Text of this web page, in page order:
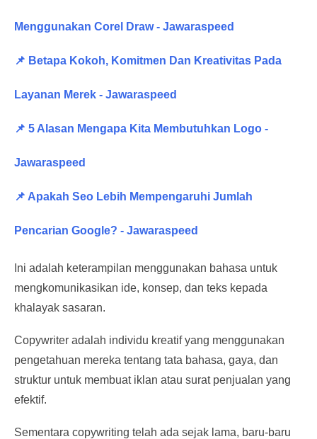
Menggunakan Corel Draw - Jawaraspeed
📌 Betapa Kokoh, Komitmen Dan Kreativitas Pada
Layanan Merek - Jawaraspeed
📌 5 Alasan Mengapa Kita Membutuhkan Logo -
Jawaraspeed
📌 Apakah Seo Lebih Mempengaruhi Jumlah
Pencarian Google? - Jawaraspeed
Ini adalah keterampilan menggunakan bahasa untuk
mengkomunikasikan ide, konsep, dan teks kepada
khalayak sasaran.
Copywriter adalah individu kreatif yang menggunakan
pengetahuan mereka tentang tata bahasa, gaya, dan
struktur untuk membuat iklan atau surat penjualan yang
efektif.
Sementara copywriting telah ada sejak lama, baru-baru